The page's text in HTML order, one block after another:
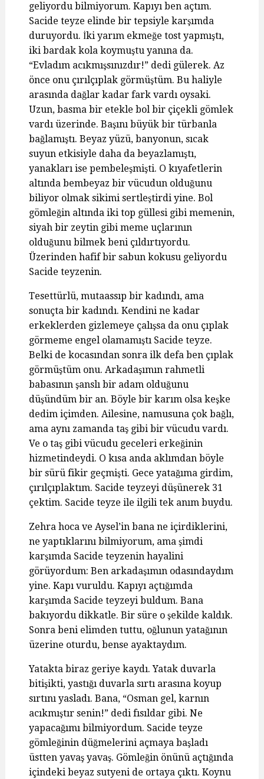
geliyordu bilmiyorum. Kapıyı ben açtım.
Sacide teyze elinde bir tepsiyle karşımda
duruyordu. İki yarım ekmeğe tost yapmıştı,
iki bardak kola koymuştu yanına da.
“Evladım acıkmışsınızdır!” dedi gülerek. Az
önce onu çırılçıplak görmüştüm. Bu haliyle
arasında dağlar kadar fark vardı oysaki.
Uzun, basma bir etekle bol bir çiçekli gömlek
vardı üzerinde. Başını büyük bir türbanla
bağlamıştı. Beyaz yüzü, banyonun, sıcak
suyun etkisiyle daha da beyazlamıştı,
yanakları ise pembeleşmişti. O kıyafetlerin
altında bembeyaz bir vücudun olduğunu
biliyor olmak sikimi sertleştirdi yine. Bol
gömleğin altında iki top güllesi gibi memenin,
siyah bir zeytin gibi meme uçlarının
olduğunu bilmek beni çıldırtıyordu.
Üzerinden hafif bir sabun kokusu geliyordu
Sacide teyzenin.
Tesettürlü, mutaassıp bir kadındı, ama
sonuçta bir kadındı. Kendini ne kadar
erkeklerden gizlemeye çalışsa da onu çıplak
görmeme engel olamamıştı Sacide teyze.
Belki de kocasından sonra ilk defa ben çıplak
görmüştüm onu. Arkadaşımın rahmetli
babasının şanslı bir adam olduğunu
düşündüm bir an. Böyle bir karım olsa keşke
dedim içimden. Ailesine, namusuna çok bağlı,
ama aynı zamanda taş gibi bir vücudu vardı.
Ve o taş gibi vücudu geceleri erkeğinin
hizmetindeydi. O kısa anda aklımdan böyle
bir sürü fikir geçmişti. Gece yatağıma girdim,
çırılçıplaktım. Sacide teyzeyi düşünerek 31
çektim. Sacide teyze ile ilgili tek anım buydu.
Zehra hoca ve Aysel’in bana ne içirdiklerini,
ne yaptıklarını bilmiyorum, ama şimdi
karşımda Sacide teyzenin hayalini
görüyordum: Ben arkadaşımın odasındaydım
yine. Kapı vuruldu. Kapıyı açtığımda
karşımda Sacide teyzeyi buldum. Bana
bakıyordu dikkatle. Bir süre o şekilde kaldık.
Sonra beni elimden tuttu, oğlunun yatağının
üzerine oturdu, bense ayaktaydım.
Yatakta biraz geriye kaydı. Yatak duvarla
bitişikti, yastığı duvarla sırtı arasına koyup
sırtını yasladı. Bana, “Osman gel, karnın
acıkmıştır senin!” dedi fısıldar gibi. Ne
yapacağımı bilmiyordum. Sacide teyze
gömleğinin düğmelerini açmaya başladı
üstten yavaş yavaş. Gömleğin önünü açtığında
içindeki beyaz sutyeni de ortaya çıktı. Koynu